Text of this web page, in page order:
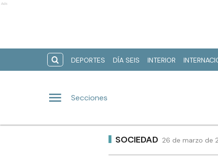
Ads
DEPORTES DÍA SEIS INTERIOR
Secciones
SOCIEDAD 26 de marzo de